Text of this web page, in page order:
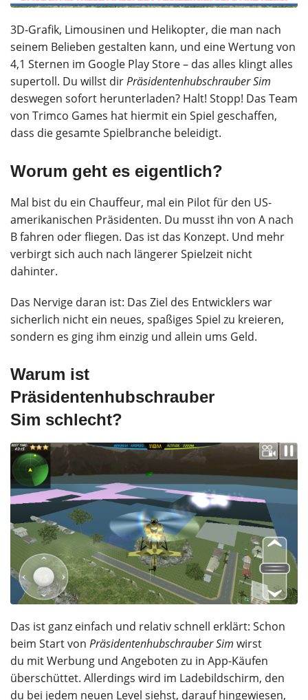
3D-Grafik, Limousinen und Helikopter, die man nach
seinem Belieben gestalten kann, und eine Wertung von
4,1 Sternen im Google Play Store – das alles klingt alles
supertoll. Du willst dirPräsidentenhubschrauber Sim
deswegen sofort herunterladen? Halt! Stopp! Das Team
von Trimco Games hat hiermit ein Spiel geschaffen,
dass die gesamte Spielbranche beleidigt.
Worum geht es eigentlich?
Mal bist du ein Chauffeur, mal ein Pilot für den US-
amerikanischen Präsidenten. Du musst ihn von A nach
B fahren oder fliegen. Das ist das Konzept. Und mehr
verbirgt sich auch nach längerer Spielzeit nicht
dahinter.
Das Nervige daran ist: Das Ziel des Entwicklers war
sicherlich nicht ein neues, spaßiges Spiel zu kreieren,
sondern es ging ihm einzig und allein ums Geld.
Warum ist
Präsidentenhubschrauber
Sim schlecht?
Das ist ganz einfach und relativ schnell erklärt: Schon
beim Start von Präsidentenhubschrauber Sim wirst
du mit Werbung und Angeboten zu in App-Käufen
überschüttet. Allerdings wird im Ladebildschirm, den
du bei jedem neuen Level siehst, darauf hingewiesen,